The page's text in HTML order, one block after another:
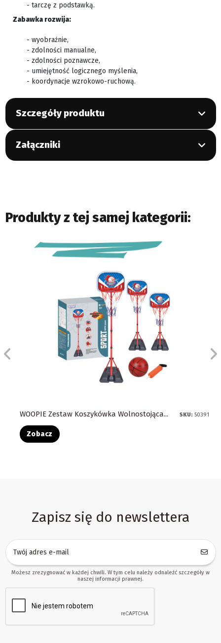
- tarczę z podstawką.
Zabawka rozwija:
- wyobraźnie,
- zdolności manualne,
- zdolności poznawcze,
- umiejętność logicznego myślenia,
- koordynacje wzrokowo-ruchową.
Szczegóły produktu
Załączniki
Produkty z tej samej kategorii:
WOOPIE Zestaw Koszykówka Wolnostojąca... SKU: 50391
Zobacz
Zapisz się do newslettera
Możesz zrezygnować w każdej chwili. W tym celu należy odnaleźć szczegóły w
naszej informacji prawnej.